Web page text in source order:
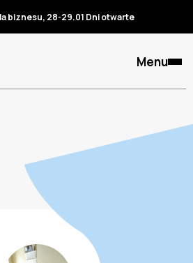
biznesu, 28-29.01 Dni otwarte
Menu